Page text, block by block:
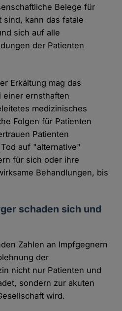
Belege für
sind, kann das fatale
sich auf alle
der Patienten
Erkältung mag das
einer ernsthaften
medizinisches
Folgen für Patienten
Patienten
auf "alternative"
für sich oder ihre
Behandlungen, bis
schaden sich und
Zahlen an Impfgegnern
der
nicht nur Patienten und
sondern zur akuten
wird.